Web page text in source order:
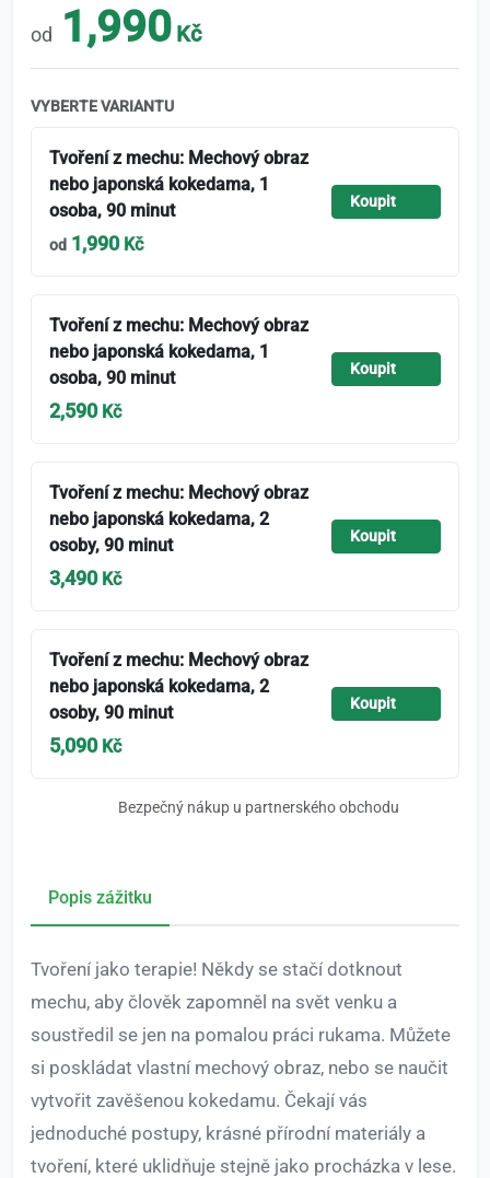
od 1,990 Kč
VYBERTE VARIANTU
Tvoření z mechu: Mechový obraz
nebo japonská kokedama, 1
osoba, 90 minut
od 1,990 Kč
Koupit
Tvoření z mechu: Mechový obraz
nebo japonská kokedama, 1
osoba, 90 minut
2,590 Kč
Koupit
Tvoření z mechu: Mechový obraz
nebo japonská kokedama, 2
osoby, 90 minut
3,490 Kč
Koupit
Tvoření z mechu: Mechový obraz
nebo japonská kokedama, 2
osoby, 90 minut
5,090 Kč
Koupit
Bezpečný nákup u partnerského obchodu
Popis zážitku
Tvoření jako terapie! Někdy se stačí dotknout
mechu, aby člověk zapomněl na svět venku a
soustředil se jen na pomalou práci rukama. Můžete
si poskládat vlastní mechový obraz, nebo se naučit
vytvořit zavěšenou kokedamu. Čekají vás
jednoduché postupy, krásné přírodní materiály a
tvoření, které uklidňuje stejně jako procházka v lese.